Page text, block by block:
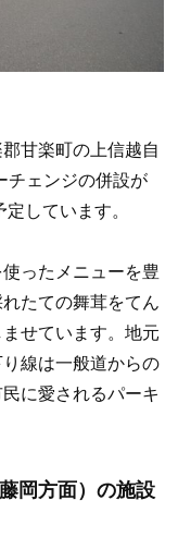
甘楽町の上信越自
チェンジの併設が
しています。
ったメニューを豊
たての舞茸をてん
せています。地元
線は一般道からの
に愛されるパーキ
岡方面）の施設